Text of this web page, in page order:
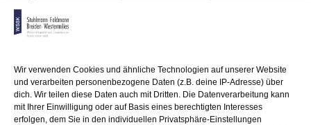
Wir verwenden Cookies und ähnliche Technologien auf unserer Website
und verarbeiten personenbezogene Daten (z.B. deine IP-Adresse) über
dich. Wir teilen diese Daten auch mit Dritten. Die Datenverarbeitung kann
mit Ihrer Einwilligung oder auf Basis eines berechtigten Interesses
erfolgen, dem Sie in den individuellen Privatsphäre-Einstellungen
einschließlich
etwa vorhandener Bestände müssen die Ausgaben decken.
Übersteigen
Vermögenszuwachs vor, so rechtfertigt dies grundsätzlich die
Annahme,
dass die Fehlbeträge aus unversteuerten, jedoch steuerpflichtigen
Einnahmen